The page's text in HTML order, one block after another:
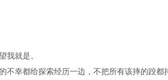
就是。
不幸都给探索经历一边，不把所有该摔的跤